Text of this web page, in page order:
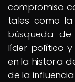
compromiso
tales como
búsqueda
líder político y
en la historia
de la